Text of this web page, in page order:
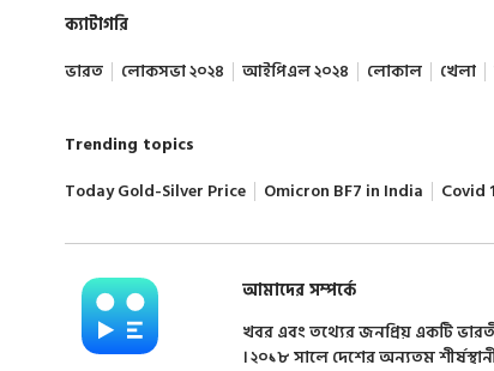
ক্যাটাগরি
ভারত
লোকসভা ২০২৪ আইপিএল ২০২৪ লোকাল খেলা
Trending topics
Today Gold-Silver Price
Omicron BF7 in India Covid
আমাদের সম্পর্কে
খবর এবং তথ্যের জনপ্রিয় একটি
। ২০১৮ সালে দেশের অন্যতম